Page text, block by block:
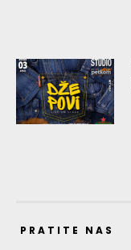
PRATITE NAS